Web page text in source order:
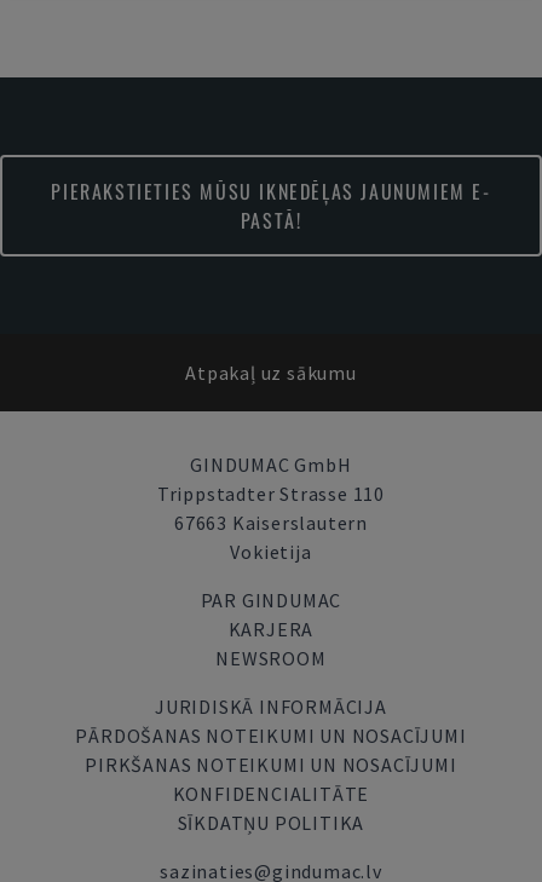
PIERAKSTIETIES MŪSU IKNEDĒĻAS JAUNUMIEM E-
PASTĀ!
Atpakaļ uz sākumu
GINDUMAC GmbH
Trippstadter Strasse 110
67663 Kaiserslautern
Vokietija
PAR GINDUMAC
KARJERA
NEWSROOM
JURIDISKĀ INFORMĀCIJA
PĀRDOŠANAS NOTEIKUMI UN NOSACĪJUMI
PIRKŠANAS NOTEIKUMI UN NOSACĪJUMI
KONFIDENCIALITĀTE
SĪKDATŅU POLITIKA
sazinaties@gindumac.lv